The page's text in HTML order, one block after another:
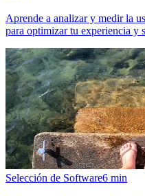
Aprende a analizar y medir la
para optimizar tu experiencia y
Selección de Software6 min